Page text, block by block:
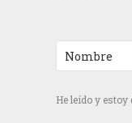
He leído y estoy